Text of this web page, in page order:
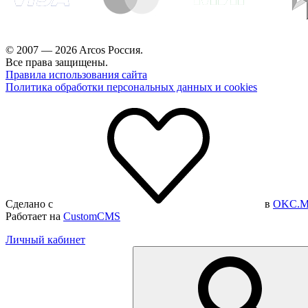
© 2007 — 2026 Arcos Россия.
Все права защищены.
Правила использования сайта
Политика обработки персональных данных и cookies
Сделано с в
Работает на CustomCMS
Личный кабинет